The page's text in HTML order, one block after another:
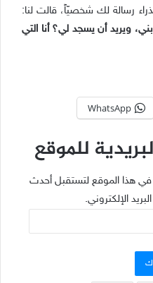
رسالة لك شخصيّاً، قالت لنا:
ويريد أن يسجد لي؟ أنا التي
WhatsApp
للموقع
في هذا الموقع لتستقبل أحدث
الإلكتروني.